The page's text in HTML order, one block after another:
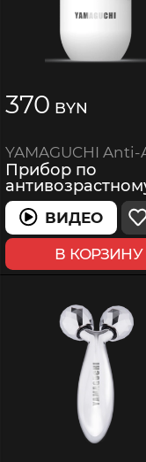
370 BYN
Прибор по
уходу за кожей
ВИДЕОВИДЕО
В КОРЗИНУ